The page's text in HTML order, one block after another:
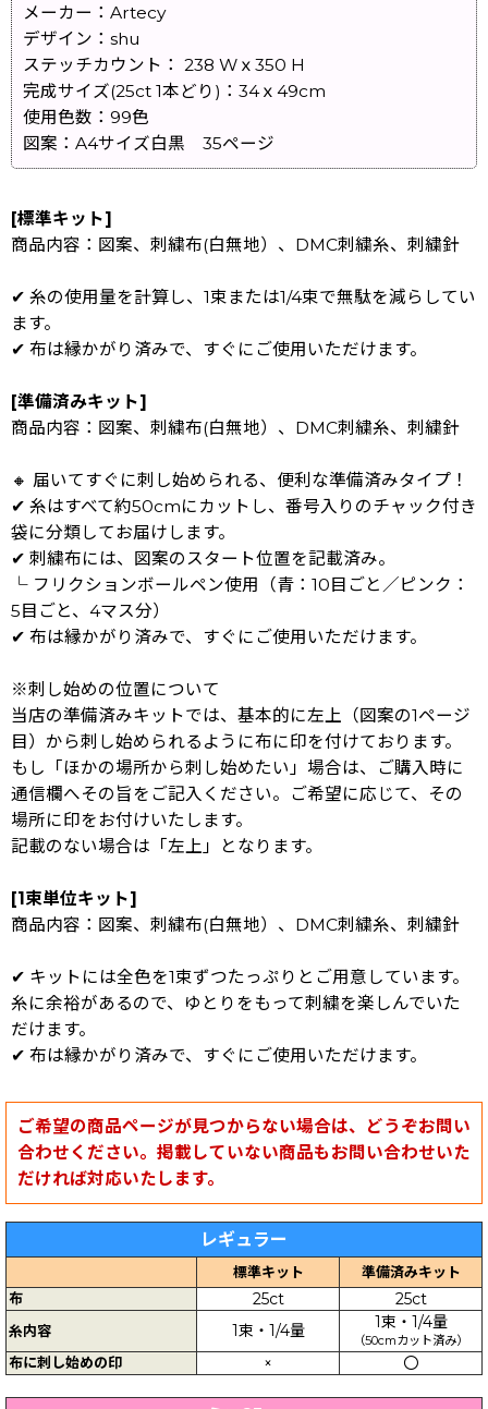
メーカー：Artecy
デザイン：shu
ステッチカウント： 238 Wｘ350 H
完成サイズ(25ct 1本どり)：34ｘ49cm
使用色数：99色
図案：A4サイズ白黒 35ページ
[標準キット]
商品内容：図案、刺繍布(白無地）、DMC刺繍糸、刺繍針
✔ 糸の使用量を計算し、1束または1/4束で無駄を減らしてい
ます。
✔ 布は縁かがり済みで、すぐにご使用いただけます。
[準備済みキット]
商品内容：図案、刺繍布(白無地）、DMC刺繍糸、刺繍針
🔸 届いてすぐに刺し始められる、便利な準備済みタイプ！
✔ 糸はすべて約50cmにカットし、番号入りのチャック付き
袋に分類してお届けします。
✔ 刺繍布には、図案のスタート位置を記載済み。
└ フリクションボールペン使用（青：10目ごと／ピンク：
5目ごと、4マス分）
✔ 布は縁かがり済みで、すぐにご使用いただけます。
※刺し始めの位置について
当店の準備済みキットでは、基本的に左上（図案の1ページ
目）から刺し始められるように布に印を付けております。
もし「ほかの場所から刺し始めたい」場合は、ご購入時に
通信欄へその旨をご記入ください。ご希望に応じて、その
場所に印をお付けいたします。
記載のない場合は「左上」となります。
[1束単位キット]
商品内容：図案、刺繍布(白無地）、DMC刺繍糸、刺繍針
✔ キットには全色を1束ずつたっぷりとご用意しています。
糸に余裕があるので、ゆとりをもって刺繍を楽しんでいた
だけます。
✔ 布は縁かがり済みで、すぐにご使用いただけます。
ご希望の商品ページが見つからない場合は、どうぞお問い
合わせください。掲載していない商品もお問い合わせいた
だければ対応いたします。
レギュラー
標準キット
準備済みキット
布
25ct 25ct
糸内容 1束・1/4量 1束・1/4量
（50cmカット済み）
布に刺し始めの印 × 〇